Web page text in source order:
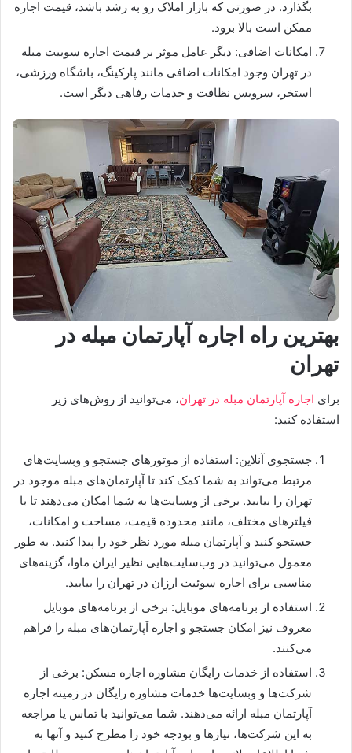
بگذارد. در صورتی که بازار املاک رو به رشد باشد، قیمت اجاره
ممکن است بالا برود.
امکانات اضافی: دیگر عامل موثر بر قیمت اجاره سوییت مبله
در تهران وجود امکانات اضافی مانند پارکینگ، باشگاه ورزشی،
استخر، سرویس نظافت و خدمات رفاهی دیگر است.
بهترین راه اجاره آپارتمان مبله در
تهران
برای اجاره آپارتمان مبله در تهران، می‌توانید از روش‌های زیر
استفاده کنید:
جستجوی آنلاین: استفاده از موتورهای جستجو و وبسایت‌های
مرتبط می‌تواند به شما کمک کند تا آپارتمان‌های مبله موجود در
تهران را بیابید. برخی از وبسایت‌ها به شما امکان می‌دهند تا با
فیلترهای مختلف، مانند محدوده قیمت، مساحت و امکانات،
جستجو کنید و آپارتمان مبله مورد نظر خود را پیدا کنید. به طور
معمول می‌توانید در وب‌سایت‌هایی نظیر ایران ماوا، گزینه‌های
مناسبی برای اجاره سوئیت ارزان در تهران را بیابید.
استفاده از برنامه‌های موبایل: برخی از برنامه‌های موبایل
معروف نیز امکان جستجو و اجاره آپارتمان‌های مبله را فراهم
می‌کنند.
استفاده از خدمات رایگان مشاوره اجاره مسکن: برخی از
شرکت‌ها و وبسایت‌ها خدمات مشاوره رایگان در زمینه اجاره
آپارتمان مبله ارائه می‌دهند. شما می‌توانید با تماس یا مراجعه
به این شرکت‌ها، نیازها و بودجه خود را مطرح کنید و آنها به